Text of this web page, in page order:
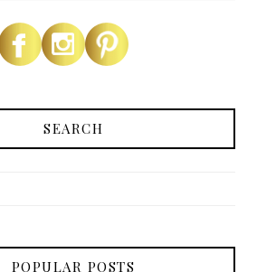
SEARCH
POPULAR POSTS